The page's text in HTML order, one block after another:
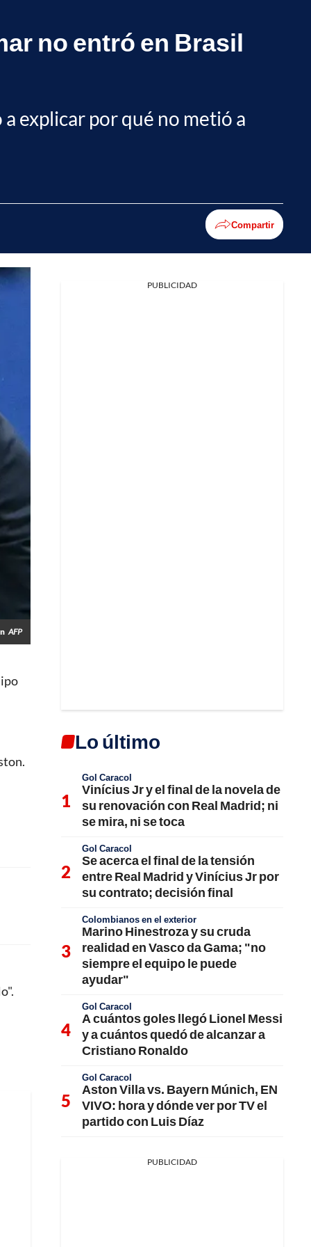
no entró en Brasil
explicar por qué no metió a
Compartir
AFP
PUBLICIDAD
Lo último
Gol Caracol
Vinícius Jr y el final de la novela de
su renovación con Real Madrid; ni
se mira, ni se toca
Gol Caracol
Se acerca el final de la tensión
entre Real Madrid y Vinícius Jr por
su contrato; decisión final
Colombianos en el exterior
Marino Hinestroza y su cruda
realidad en Vasco da Gama; "no
siempre el equipo le puede
ayudar"
Gol Caracol
A cuántos goles llegó Lionel Messi
y a cuántos quedó de alcanzar a
Cristiano Ronaldo
Gol Caracol
Aston Villa vs. Bayern Múnich, EN
VIVO: hora y dónde ver por TV el
partido con Luis Díaz
PUBLICIDAD